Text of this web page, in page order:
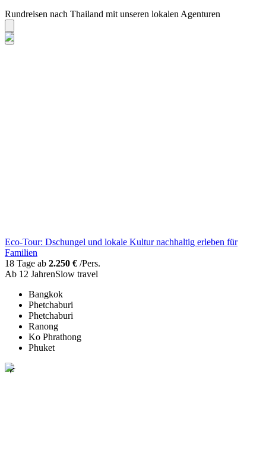
Rundreisen nach Thailand mit unseren lokalen Agenturen
Eco-Tour: Dschungel und lokale Kultur nachhaltig erleben für
Familien
18 Tage ab 2.250 € /Pers.
Ab 12 JahrenSlow travel
Bangkok
Phetchaburi
Phetchaburi
Ranong
Ko Phrathong
Phuket